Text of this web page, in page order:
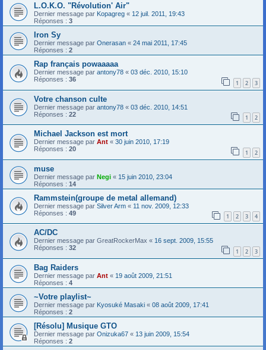
L.O.K.O. "Révolution' Air"
Dernier message par Kopagreg « 12 juil. 2011, 19:43
Réponses : 3
Iron Sy
Dernier message par Onerasan « 24 mai 2011, 17:45
Réponses : 2
Rap français powaaaaa
Dernier message par antony78 « 03 déc. 2010, 15:10
Réponses : 36 1 2 3
Votre chanson culte
Dernier message par antony78 « 03 déc. 2010, 14:51
Réponses : 22 1 2
Michael Jackson est mort
Dernier message par Ant « 30 juin 2010, 17:19
Réponses : 20 1 2
muse
Dernier message par Negi « 15 juin 2010, 23:04
Réponses : 14
Rammstein(groupe de metal allemand)
Dernier message par Silver Arm « 11 nov. 2009, 12:33
Réponses : 49 1 2 3 4
AC/DC
Dernier message par GreatRockerMax « 16 sept. 2009, 15:55
Réponses : 32 1 2 3
Bag Raiders
Dernier message par Ant « 19 août 2009, 21:51
Réponses : 4
~Votre playlist~
Dernier message par Kyosuké Masaki « 08 août 2009, 17:41
Réponses : 2
[Résolu] Musique GTO
Dernier message par Onizuka67 « 13 juin 2009, 15:54
Réponses : 2